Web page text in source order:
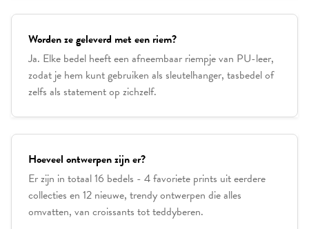
Worden ze geleverd met een riem?
Ja. Elke bedel heeft een afneembaar riempje van PU-leer,
zodat je hem kunt gebruiken als sleutelhanger, tasbedel of
zelfs als statement op zichzelf.
Hoeveel ontwerpen zijn er?
Er zijn in totaal 16 bedels - 4 favoriete prints uit eerdere
collecties en 12 nieuwe, trendy ontwerpen die alles
omvatten, van croissants tot teddyberen.